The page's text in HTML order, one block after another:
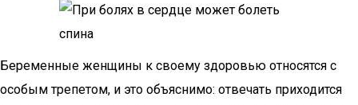
Беременные женщины к своему здоровью относятся с
особым трепетом, и это объяснимо: отвечать приходится